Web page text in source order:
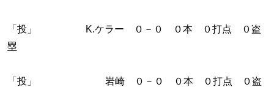
「投」 K.ケラー ０－０ ０本 ０打点 ０盗
塁
「投」 岩崎 ０－０ ０本 ０打点 ０盗